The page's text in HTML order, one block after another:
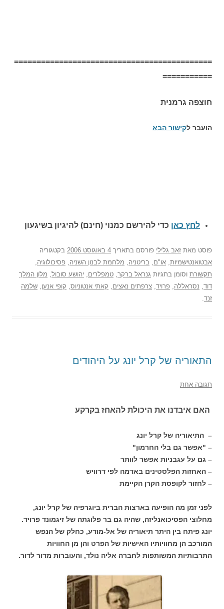
============================================
===========
חוצפה גרמנית
הועבר לקישור הבא
לחץ כאן כדי להירשם כמנוי (חינם) להיגיון בשיגעון
פוסט מאת זאב גלילי פורסם בתאריך 4 באוגוסט 2006
בקטגוריה
אבטואנטישמיות או"ם בריטניה מלחמת לבנון השניה פסיכולוגיה
תקשורת וסומן בתגיות גנראל ברקר טמפלרים יהושע סובול מלון המלך
דוד נסראללה פרויד צרפתים נאצים קאתי אנטוניוס קופי אנען שלמה
זנד
התאוריה של קרל יונג על היהודים
תגובה אחת
האם איבדנו את היכולת להאחז בקרקע
– התיאוריה של קרל יונג
– "אפשר גם בלי החרמון"
– גם על עגבניות אפשר לוותר
– האחזות הפלסטינים באדמה לפי דרוויש
– לחזור לקופסת הקרן הקיימת
לפני זמן מה הופיעה בארצות הברית ביוגרפיה של קרל יונג,
מחלוצי הפסיכואנליזה, שהיה גם בר פלוגתה של זיגמונד פרויד.
יונג פיתח בין היתר תיאוריה של אל-מודע, כחלק של הנפש
המורכב הן מחוויותיו האישיות של הפרט והן מן החוויות
התרבותיות המשותפות לחברה אליה נולד, והעוברות מדור לדור.